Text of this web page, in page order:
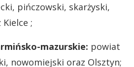
pińczowski, skarżyski,
;
mazurskie: powiat
nowomiejski oraz Olsztyn;